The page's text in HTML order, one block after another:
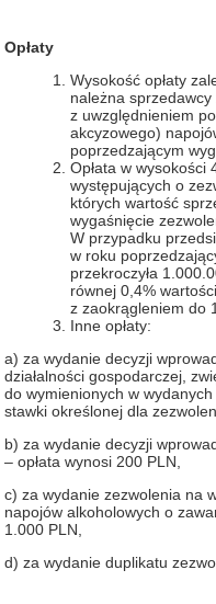
Opłaty
Wysokość opłaty
należna
z uwzględnieniem
akcyzowego)
poprzedzającym
Opłata w wysokości
występujących o
których wartość
wygaśnięcie
W przypadku
w roku
przekroczyła
równej 0,4%
z zaokrągleniem do
Inne opłaty:
a) za wydanie decyzji
działalności gospodarczej,
do wymienionych w
stawki określonej dla
b) za wydanie decyzji
– opłata wynosi 200 PLN,
c) za wydanie zezwolenia na
napojów alkoholowych o
1.000 PLN,
d) za wydanie duplikatu